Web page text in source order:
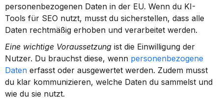
personenbezogenen Daten in der EU. Wenn du KI-
Tools für SEO nutzt, musst du sicherstellen, dass alle
Daten rechtmäßig erhoben und verarbeitet werden.
Eine wichtige Voraussetzung ist die Einwilligung der
Nutzer. Du brauchst diese, wenn personenbezogene
Daten erfasst oder ausgewertet werden. Zudem musst
du klar kommunizieren, welche Daten du sammelst und
wie du sie nutzt.